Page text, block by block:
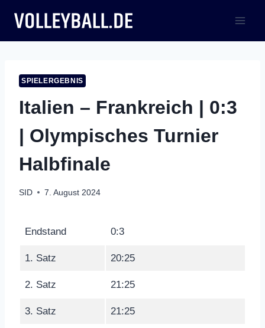
Inhalt
springen
SPIELERGEBNIS
Italien – Frankreich | 0:3
| Olympisches Turnier
Halbfinale
SID 7. August 2024
Endstand 0:3
1. Satz 20:25
2. Satz 21:25
3. Satz 21:25